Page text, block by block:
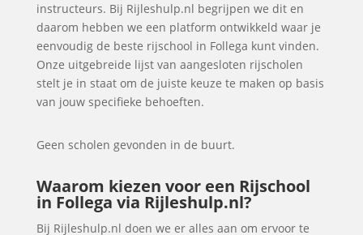
instructeurs. Bij Rijleshulp.nl begrijpen we dit en
daarom hebben we een platform ontwikkeld waar je
eenvoudig de beste rijschool in Follega kunt vinden.
Onze uitgebreide lijst van aangesloten rijscholen
stelt je in staat om de juiste keuze te maken op basis
van jouw specifieke behoeften.
Geen scholen gevonden in de buurt.
Waarom kiezen voor een Rijschool
in Follega via Rijleshulp.nl?
Bij Rijleshulp.nl doen we er alles aan om ervoor te